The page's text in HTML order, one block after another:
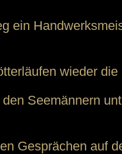
ein
wieder
Seemännern
Gesprächen auf